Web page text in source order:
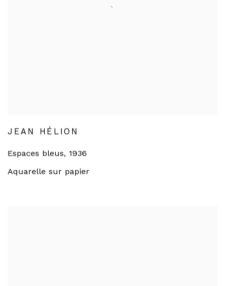
JEAN HÉLION
Espaces bleus, 1936
Aquarelle sur papier